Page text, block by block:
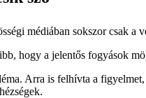
médiában sokszor csak a
hogy a jelentős fogyások
Arra is felhívta a